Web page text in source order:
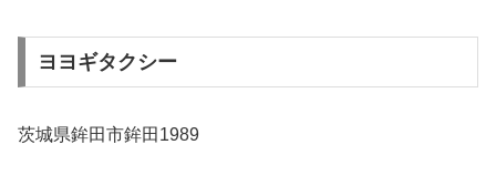
ヨヨギタクシー
茨城県鉾田市鉾田1989